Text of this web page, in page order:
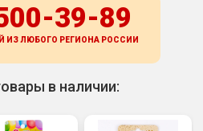
39-89
ИЗ ЛЮБОГО РЕГИОНА РОССИИ
в наличии: